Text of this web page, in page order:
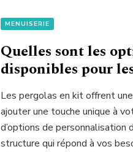
MENUISERIE
Quelles sont les
disponibles pour
Les pergolas en kit offrent
ajouter une touche unique à
d’options de personnalisation
structure qui répond à vos